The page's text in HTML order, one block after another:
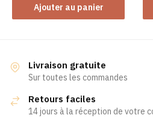
Ajouter au panier
Livraison gratuite
Sur toutes les commandes
Retours faciles
14 jours à la réception de votre